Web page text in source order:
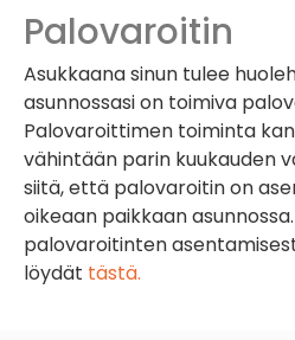
Palovaroitin
Asukkaana sinun tulee
asunnossasi on toimiva
Palovaroittimen toiminta
vähintään parin kuukauden
siitä, että palovaroitin on
oikeaan paikkaan
palovaroitinten
löydät tästä.